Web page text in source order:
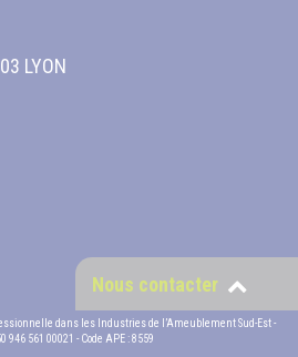
LYON
dans les Industries de l’Ameublement Sud-Est -
946 561 00021 - Code APE : 8559
Nous contacter